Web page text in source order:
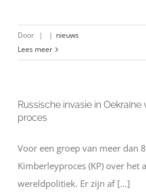
Door | | nieuws
Lees meer
Russische invasie in
proces
Voor een groep van meer dan
Kimberleyproces (KP) over het
wereldpolitiek. Er zijn af [...]